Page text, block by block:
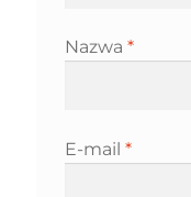
Nazwa *
E-mail *